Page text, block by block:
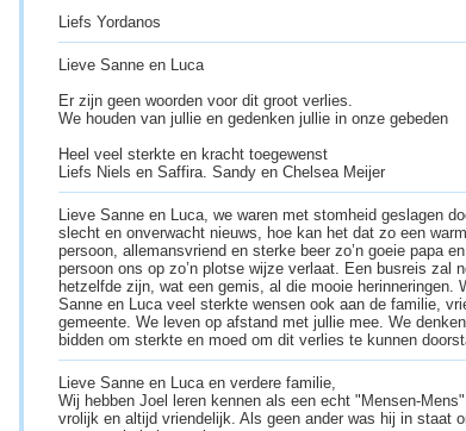
Liefs Yordanos
Lieve Sanne en Luca
Er zijn geen woorden voor dit groot verlies.
We houden van jullie en gedenken jullie in onze gebeden
Heel veel sterkte en kracht toegewenst
Liefs Niels en Saffira. Sandy en Chelsea Meijer
Lieve Sanne en Luca, we waren met stomheid geslagen
slecht en onverwacht nieuws, hoe kan het dat zo een
persoon, allemansvriend en sterke beer zo’n goeie papa
persoon ons op zo’n plotse wijze verlaat. Een busreis zal
hetzelfde zijn, wat een gemis, al die mooie herinneringen.
Sanne en Luca veel sterkte wensen ook aan de familie,
gemeente. We leven op afstand met jullie mee. We
bidden om sterkte en moed om dit verlies te kunnen
Lieve Sanne en Luca en verdere familie,
Wij hebben Joel leren kennen als een echt "Mensen-
vrolijk en altijd vriendelijk. Als geen ander was hij in staat